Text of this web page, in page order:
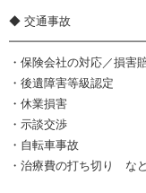
◆ 交通事故
・保険会社の対応／損害
・後遺障害等級認定
・休業損害
・示談交渉
・自転車事故
・治療費の打ち切り な